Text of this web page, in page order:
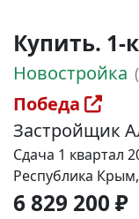
Купить. 1-
Новостройка (
Победа
Застройщик
Сдача 1 квартал
Республика
6 829 200 ₽